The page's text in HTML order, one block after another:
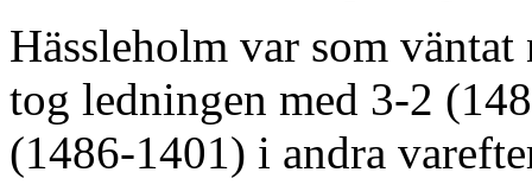
Hässleholm var som
tog ledningen med 3-2
(1486-1401) i andra